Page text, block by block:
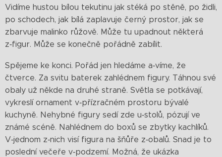
Vidíme hustou bílou tekutinu jak stéká po stěně, po židli,
po schodech, jak bílá zaplavuje černý prostor, jak se
zbarvuje malinko růžově. Může tu upadnout některá
z‑figur. Může se konečně pořádně zabílit.
Spějeme ke konci. Pořád jen hledáme a‑víme, že
čtverce. Za svitu baterek zahlédnem figury. Táhnou své
obaly už někde na druhé straně. Světla se potkávají,
vykreslí ornament v‑přízračném prostoru bývalé
kuchyně. Nehybné figury sedí zde u‑stolů, pózují ve
známé scéně. Nahlédnem do boxů se zbytky kachlíků.
V‑jednom z‑nich visí figura na šňůře z‑obalů. Snad je to
poslední večeře v‑podzemí. Možná, že ukázka